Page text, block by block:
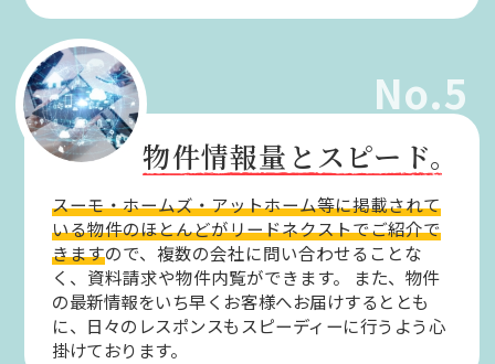
No.5
物件情報量とスピード。
スーモ・ホームズ・アットホーム等に掲載されて
いる物件のほとんどがリードネクストでご紹介で
きますので、複数の会社に問い合わせることな
く、資料請求や物件内覧ができます。
また、物件
の最新情報をいち早くお客様へお届けするととも
に、日々のレスポンスもスピーディーに行うよう心
掛けております。